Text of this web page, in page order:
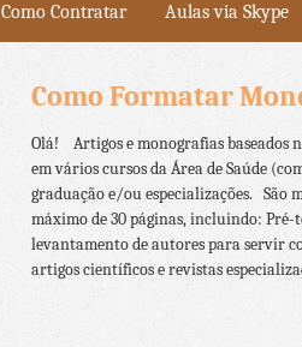
Como Contratar Aulas via Skype
Como Formatar
Olá! Artigos e monografias baseados
em vários cursos da Área de Saúde
graduação e/ou especializações. São
máximo de 30 páginas, incluindo:
levantamento de autores para servir
artigos científicos e revistas